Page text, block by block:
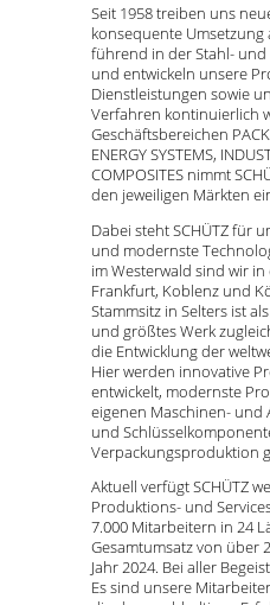
Seit 1958 treiben uns
konsequente Umsetzung
führend in der Stahl-
und entwickeln unsere
Dienstleistungen sowie
Verfahren kontinuierlich
Geschäftsbereichen
ENERGY SYSTEMS,
COMPOSITES nimmt
den jeweiligen Märkten
Dabei steht SCHÜTZ für
und modernste
im Westerwald sind wir
Frankfurt, Koblenz und
Stammsitz in Selters ist
und größtes Werk
die Entwicklung der
Hier werden innovative
entwickelt, modernste
eigenen Maschinen-
und
Verpackungsproduktion
Aktuell verfügt SCHÜTZ
Produktions- und
7.000 Mitarbeitern in 24
Gesamtumsatz von über
Jahr 2024. Bei aller
Es sind unsere